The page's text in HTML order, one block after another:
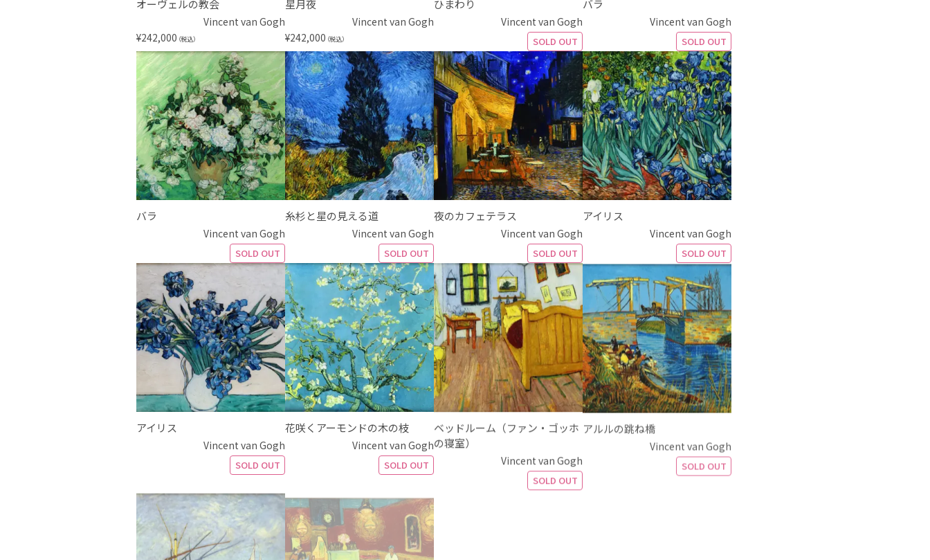
オーヴェルの教会
Vincent van Gogh
¥242,000 （税込）
星月夜
Vincent van Gogh
¥242,000 （税込）
ひまわり
Vincent van Gogh
SOLD OUT
バラ
Vincent van Gogh
SOLD OUT
バラ
Vincent van Gogh
SOLD OUT
糸杉と星の見える道
Vincent van Gogh
SOLD OUT
夜のカフェテラス
Vincent van Gogh
SOLD OUT
アイリス
Vincent van Gogh
SOLD OUT
アイリス
Vincent van Gogh
SOLD OUT
花咲くアーモンドの木の枝
Vincent van Gogh
SOLD OUT
ベッドルーム（ファン・ゴッホ
の寝室）
Vincent van Gogh
SOLD OUT
アルルの跳ね橋
Vincent van Gogh
SOLD OUT